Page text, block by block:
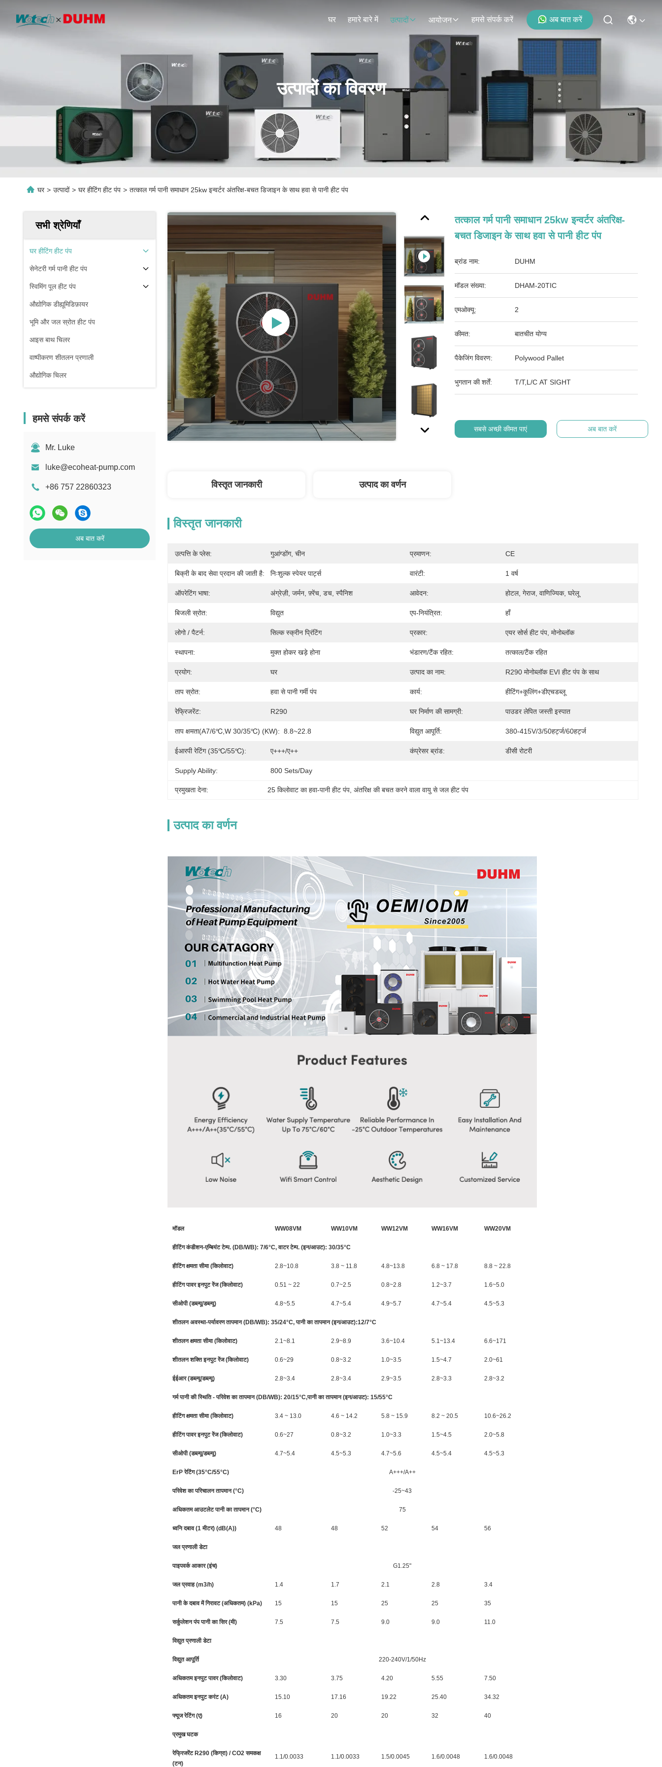
घर हमारे बारे में उत्पादों आयोजन हमसे संपर्क करें अब बात करें
उत्पादों का विवरण
घर > उत्पादों > घर हीटिंग हीट पंप > तत्काल गर्म पानी समाधान 25kw इन्वर्टर अंतरिक्ष-बचत डिजाइन के साथ हवा से पानी हीट पंप
सभी श्रेणियाँ
घर हीटिंग हीट पंप
सेनेटरी गर्म पानी हीट पंप
स्विमिंग पूल हीट पंप
औद्योगिक डीह्यूमिडिफ़ायर
भूमि और जल स्रोत हीट पंप
आइस बाथ चिलर
वाष्पीकरण शीतलन प्रणाली
औद्योगिक चिलर
हमसे संपर्क करें
Mr. Luke
luke@ecoheat-pump.com
+86 757 22860323
अब बात करें
तत्काल गर्म पानी समाधान 25kw इन्वर्टर अंतरिक्ष-
बचत डिजाइन के साथ हवा से पानी हीट पंप
ब्रांड नाम: DUHM
मॉडल संख्या: DHAM-20TIC
एमओक्यू: 2
कीमत: बातचीत योग्य
पैकेजिंग विवरण: Polywood Pallet
भुगतान की शर्तें: T/T,L/C AT SIGHT
सबसे अच्छी कीमत पाएं अब बात करें
विस्तृत जानकारी उत्पाद का वर्णन
विस्तृत जानकारी
उत्पत्ति के प्लेस: गुआंग्डोंग, चीन प्रमाणन: CE
बिक्री के बाद सेवा प्रदान की जाती है: निःशुल्क स्पेयर पार्ट्स वारंटी: 1 वर्ष
ऑपरेटिंग भाषा: अंग्रेज़ी, जर्मन, फ़्रेंच, डच, स्पैनिश आवेदन: होटल, गेराज, वाणिज्यिक, घरेलू
बिजली स्रोत: विद्युत एप-नियंत्रित: हाँ
लोगो / पैटर्न: सिल्क स्क्रीन प्रिंटिंग प्रकार: एयर सोर्स हीट पंप, मोनोब्लॉक
स्थापना: मुक्त होकर खड़े होना भंडारण/टैंक रहित: तत्काल/टैंक रहित
प्रयोग: घर उत्पाद का नाम: R290 मोनोब्लॉक EVI हीट पंप के साथ
ताप स्रोत: हवा से पानी गर्मी पंप कार्य: हीटिंग+कूलिंग+डीएचडब्लू
रेफ्रिजरेंट: R290 घर निर्माण की सामग्री: पाउडर लेपित जस्ती इस्पात
ताप क्षमता(A7/6℃,W 30/35℃) (kW): 8.8~22.8 विद्युत आपूर्ति: 380-415V/3/50हर्ट्ज/60हर्ट्ज
ईआरपी रेटिंग (35℃/55℃): ए+++/ए++ कंप्रेसर ब्रांड: डीसी रोटरी
Supply Ability: 800 Sets/Day
प्रमुखता देना: 25 किलोवाट का हवा-पानी हीट पंप , अंतरिक्ष की बचत करने वाला वायु से जल हीट पंप
उत्पाद का वर्णन
मॉडल WW08VM WW10VM WW12VM WW16VM WW20VM
हीटिंग कंडीशन-एम्बियंट टेम्प. (DB/WB): 7/6°C, वाटर टेम्प. (इन/आउट): 30/35°C
हीटिंग क्षमता सीमा (किलोवाट) 2.8~10.8 3.8 ~ 11.8 4.8~13.8 6.8 ~ 17.8 8.8 ~ 22.8
हीटिंग पावर इनपुट रेंज (किलोवाट) 0.51 ~ 22 0.7~2.5 0.8~2.8 1.2~3.7 1.6~5.0
सीओपी (डब्ल्यू/डब्ल्यू) 4.8~5.5 4.7~5.4 4.9~5.7 4.7~5.4 4.5~5.3
शीतलन अवस्था-पर्यावरण तापमान (DB/WB): 35/24°C, पानी का तापमान (इन/आउट):12/7°C
शीतलन क्षमता सीमा (किलोवाट) 2.1~8.1 2.9~8.9 3.6~10.4 5.1~13.4 6.6~171
शीतलन शक्ति इनपुट रेंज (किलोवाट) 0.6~29 0.8~3.2 1.0~3.5 1.5~4.7 2.0~61
ईईआर (डब्ल्यू/डब्ल्यू) 2.8~3.4 2.8~3.4 2.9~3.5 2.8~3.3 2.8~3.2
गर्म पानी की स्थिति - परिवेश का तापमान (DB/WB): 20/15°C,पानी का तापमान (इन/आउट): 15/55°C
हीटिंग क्षमता सीमा (किलोवाट) 3.4 ~ 13.0 4.6 ~ 14.2 5.8 ~ 15.9 8.2 ~ 20.5 10.6~26.2
हीटिंग पावर इनपुट रेंज (किलोवाट) 0.6~27 0.8~3.2 1.0~3.3 1.5~4.5 2.0~5.8
सीओपी (डब्ल्यू/डब्ल्यू) 4.7~5.4 4.5~5.3 4.7~5.6 4.5~5.4 4.5~5.3
ErP रेटिंग (35°C/55°C) A+++/A++
परिवेश का परिचालन तापमान (°C) -25~43
अधिकतम आउटलेट पानी का तापमान (°C) 75
ध्वनि दबाव (1 मीटर) (dB(A)) 48 48 52 54 56
जल प्रणाली डेटा
पाइपवर्क आकार (इंच) G1.25"
जल प्रवाह (m3/h) 1.4 1.7 2.1 2.8 3.4
पानी के दबाव में गिरावट (अधिकतम) (kPa) 15 15 25 25 35
सर्कुलेशन पंप पानी का सिर (मी) 7.5 7.5 9.0 9.0 11.0
विद्युत प्रणाली डेटा
विद्युत आपूर्ति 220-240V/1/50Hz
अधिकतम इनपुट पावर (किलोवाट) 3.30 3.75 4.20 5.55 7.50
अधिकतम इनपुट करंट (A) 15.10 17.16 19.22 25.40 34.32
फ्यूज रेटिंग (ए) 16 20 20 32 40
प्रमुख घटक
रेफ्रिजरेंट R290 (किग्रा) / CO2 समकक्ष
(टन)
1.1/0.0033 1.1/0.0033 1.5/0.0045 1.6/0.0048 1.6/0.0048